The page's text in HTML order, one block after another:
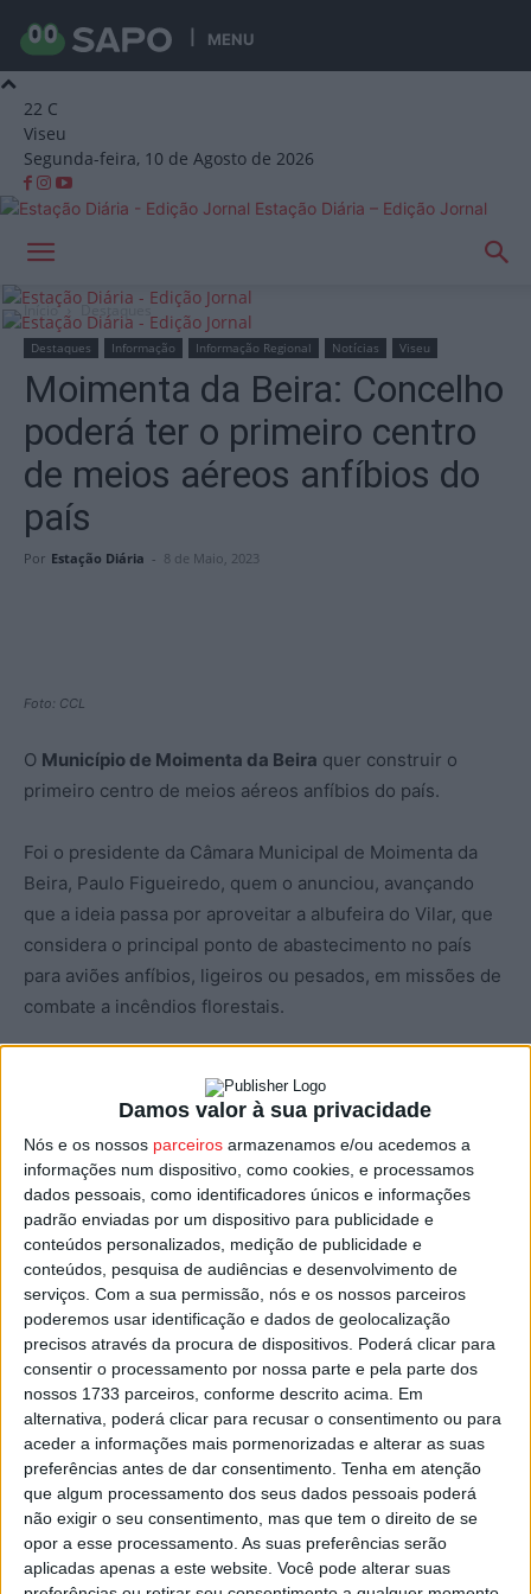
Damos valor à sua privacidade
Nós e os nossos parceiros armazenamos e/ou acedemos a
informações num dispositivo, como cookies, e processamos
dados pessoais, como identificadores únicos e informações
padrão enviadas por um dispositivo para publicidade e
conteúdos personalizados, medição de publicidade e
conteúdos, pesquisa de audiências e desenvolvimento de
serviços. Com a sua permissão, nós e os nossos parceiros
poderemos usar identificação e dados de geolocalização
precisos através da procura de dispositivos. Poderá clicar para
consentir o processamento por nossa parte e pela parte dos
nossos 1733 parceiros, conforme descrito acima. Em
alternativa, poderá clicar para recusar o consentimento ou para
aceder a informações mais pormenorizadas e alterar as suas
preferências antes de dar consentimento. Tenha em atenção
que algum processamento dos seus dados pessoais poderá
não exigir o seu consentimento, mas que tem o direito de se
opor a esse processamento. As suas preferências serão
aplicadas apenas a este website. Você pode alterar suas
MENU
22 C
Viseu
Segunda-feira, 10 de Agosto de 2026
Estação Diária – Edição Jornal
Início Destaques
Destaques Informação Informação Regional Notícias Viseu
Moimenta da Beira: Concelho
poderá ter o primeiro centro
de meios aéreos anfíbios do
país
Por Estação Diária - 8 de Maio, 2023
Foto: CCL
O Município de Moimenta da Beira quer construir o
primeiro centro de meios aéreos anfíbios do país.
Foi o presidente da Câmara Municipal de Moimenta da
Beira, Paulo Figueiredo, quem o anunciou, avançando
que a ideia passa por aproveitar a albufeira do Vilar, que
considera o principal ponto de abastecimento no país
para aviões anfíbios, ligeiros ou pesados, em missões de
combate a incêndios florestais.
com a capacidade da albufeira do Vilar em níveis
próximos dos 14% da sua capacidade máxima, que o
abastecimento dos aviõs anfíbios nunca esteve em
causa.
A intenção de ser feita a construção de um centro de
meios aéreos anfíbios na albufeira de Vilar foi já
manifestada pelo autarca à secretária de Estado da
Proteção Civil, Patrícia Gaspar.
Aquela responsável já terá solicitado à autarquia de
Moimenta da Beira que forneça os dados que detém à
Autoridade Nacional de Emergência e Proteção Civil
(ANEPC) para que o projeto seja “apreciado e avaliado
oficialmente” por aquela entidade.